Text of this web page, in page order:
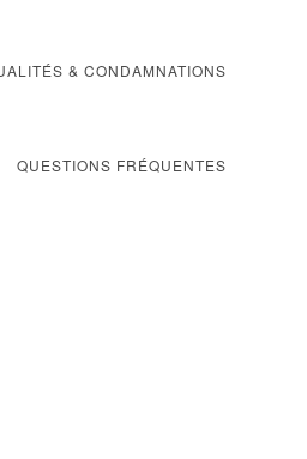
& CONDAMNATIONS
QUESTIONS FRÉQUENTES